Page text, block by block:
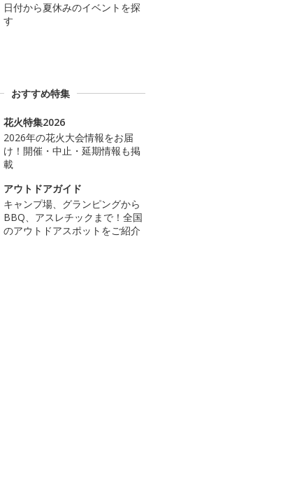
日付から夏休みのイベントを探
す
おすすめ特集
花火特集2026
2026年の花火大会情報をお届
け！開催・中止・延期情報も掲
載
アウトドアガイド
キャンプ場、グランピングから
BBQ、アスレチックまで！全国
のアウトドアスポットをご紹介